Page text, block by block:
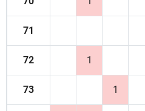
71
72 1
73 1